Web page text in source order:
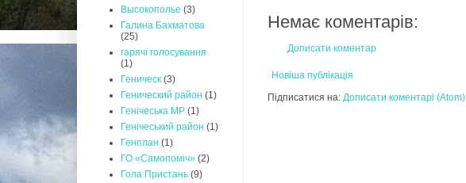
Немає коментарів:
Дописати коментар
Новіша публікація
Підписатися на: Дописати коментарі (Atom)
Высокополье (3)
Галина Бахматова
(25)
гарячі голосування
(1)
Геническ (3)
Генический район (1)
Генічеська МР (1)
Генічеський район (1)
Генплан (1)
ГО «Самопоміч» (2)
Гола Пристань (9)